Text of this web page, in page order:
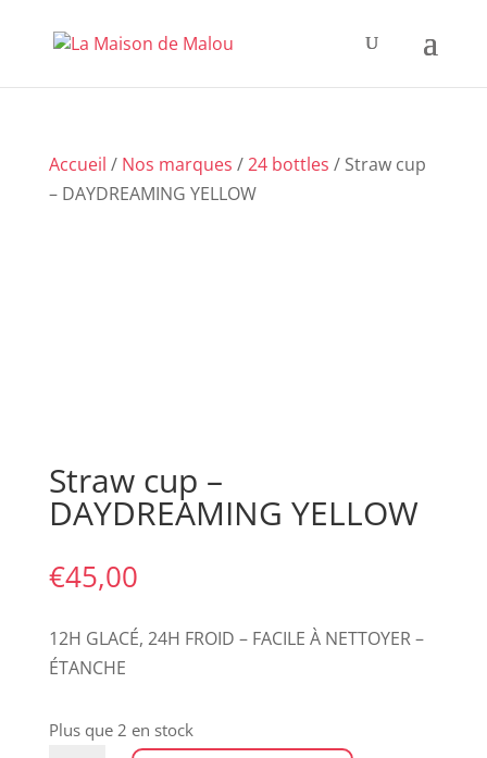
Accueil / Nos marques /24 bottles / Straw cup
– DAYDREAMING YELLOW
Straw cup –
DAYDREAMING YELLOW
€45,00
12H GLACÉ, 24H FROID – FACILE À NETTOYER –
ÉTANCHE
Plus que 2 en stock